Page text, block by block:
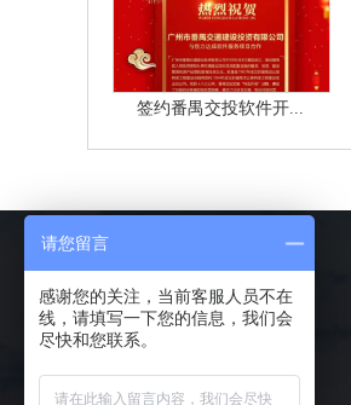
签约番禺交投软件开...
请您留言
感谢您的关注，当前客服人员不在
线，请填写一下您的信息，我们会
尽快和您联系。